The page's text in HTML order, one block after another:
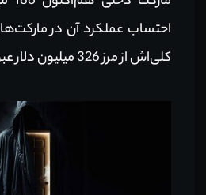
احتساب عملکرد آن در
کلی‌اش از مرز 326 میلیون دلار عبور کرده است.